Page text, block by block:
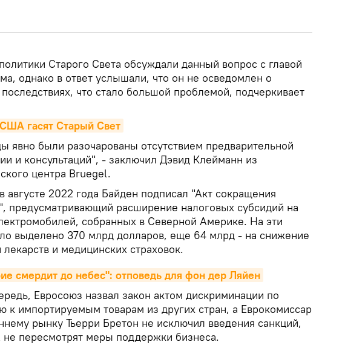
Старого Света обсуждали данный вопрос с главой
однако в ответ услышали, что он не осведомлен о
что стало большой проблемой, подчеркивает
гасят Старый Свет
явно были разочарованы отсутствием предварительной
и консультаций", - заключил Дэвид Клейманн из
центра Bruegel.
августе 2022 года Байден подписал "Акт сокращения
предусматривающий расширение налоговых субсидий на
собранных в Северной Америке. На эти
выделено 370 млрд долларов, еще 64 млрд - на снижение
лекарств и медицинских страховок.
смердит до небес": отповедь для фон дер Ляйен
Евросоюз назвал закон актом дискриминации по
к импортируемым товарам из других стран, а Еврокомиссар
рынку Тьерри Бретон не исключил введения санкций,
пересмотрят меры поддержки бизнеса.